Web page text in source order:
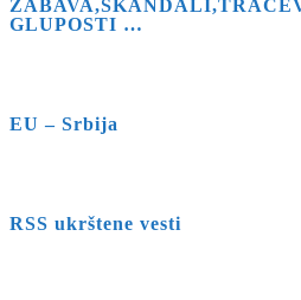
GLUPOSTI …
EU – Srbija
RSS ukrštene vesti